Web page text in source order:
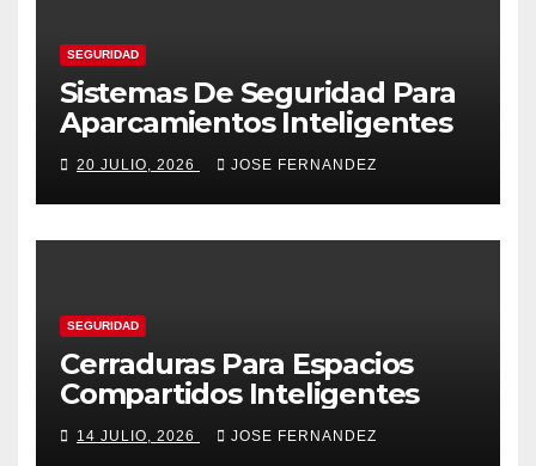
SEGURIDAD
Sistemas De Seguridad Para
Aparcamientos Inteligentes
20 JULIO, 2026 JOSE FERNANDEZ
SEGURIDAD
Cerraduras Para Espacios
Compartidos Inteligentes
14 JULIO, 2026 JOSE FERNANDEZ